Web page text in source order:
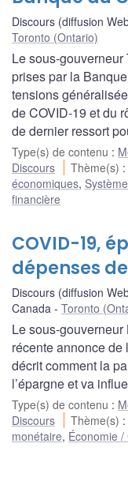
Discours (diffusion
Toronto (Ontario)
Le sous-
prises par la
tensions
de COVID-19 et du
de dernier ressort
Type(s) de contenu :
Discours
Thème(s) :
économiques,
financière
COVID-19,
dépenses
Discours (diffusion
Canada
Toronto
Le sous-
récente annonce
décrit comment la
l’épargne et va
Type(s) de contenu :
Discours
Thème(s) :
monétaire, Économie